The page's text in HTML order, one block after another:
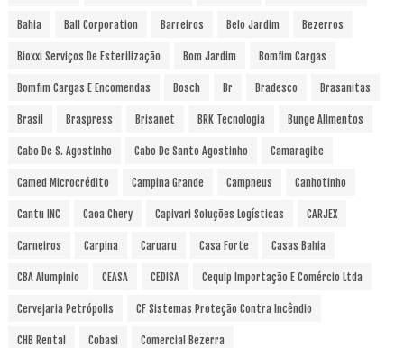
Bahia Ball Corporation Barreiros Belo Jardim Bezerros
Bioxxi Serviços De Esterilização Bom Jardim Bomfim Cargas
Bomfim Cargas E Encomendas Bosch Br Bradesco Brasanitas
Brasil Braspress Brisanet BRK Tecnologia Bunge Alimentos
Cabo De S. Agostinho Cabo De Santo Agostinho Camaragibe
Camed Microcrédito Campina Grande Campneus Canhotinho
Cantu INC Caoa Chery Capivari Soluções Logísticas CARJEX
Carneiros Carpina Caruaru Casa Forte Casas Bahia
CBA Alumpinio CEASA CEDISA Cequip Importação E Comércio Ltda
Cervejaria Petrópolis CF Sistemas Proteção Contra Incêndio
CHB Rental Cobasi Comercial Bezerra